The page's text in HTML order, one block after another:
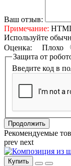
Ваш отзыв:
Примечание:
Используйте
Оценка: Плохо
Защита от
Введите код в
Продолжить
Рекомендуемые
prev next
Купить